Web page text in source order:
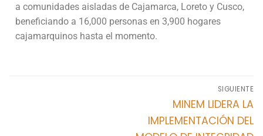
Huancavelica
Huánuco
a comunidades aisladas de Cajamarca, Loreto y Cusco,
beneficiando a 16,000 personas en 3,900 hogares
cajamarquinos hasta el momento.
SIGUIENTE
MINEM LIDERA LA
IMPLEMENTACIÓN DEL